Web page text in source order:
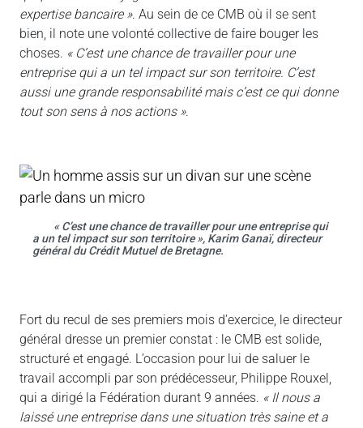
expertise bancaire ». Au sein de ce CMB où il se sent
bien, il note une volonté collective de faire bouger les
choses. « C’est une chance de travailler pour une
entreprise qui a un tel impact sur son territoire. C’est
aussi une grande responsabilité mais c’est ce qui donne
tout son sens à nos actions ».
« C’est une chance de travailler pour une entreprise qui
a un tel impact sur son territoire », Karim Ganaï, directeur
général du Crédit Mutuel de Bretagne.
Fort du recul de ses premiers mois d’exercice, le directeur
général dresse un premier constat : le CMB est solide,
structuré et engagé. L’occasion pour lui de saluer le
travail accompli par son prédécesseur, Philippe Rouxel,
qui a dirigé la Fédération durant 9 années. « Il nous a
laissé une entreprise dans une situation très saine et a